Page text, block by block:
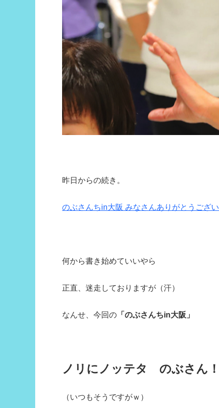
昨日からの続き。
のぶさんちin大阪 みなさんありがとうござ
何から書き始めていいやら
正直、迷走しておりますが（汗）
なんせ、今回の 「のぶさんちin大阪」
ノリにノッテタ のぶさん
（いつもそうですがｗ）